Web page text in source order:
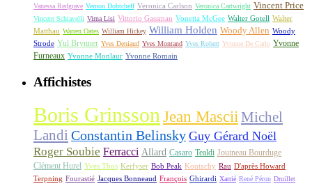
Vanessa Redgrave Vernon Dobtcheff Veronica Carlson Veronica Cartwright Vincent Price
Vincent Schiavelli Virna Lisi Vittorio Gassman Vonetta McGee Walter Gotell Walter
Matthau Warren Oates William Hickey William Holden Woody Allen Woody
Strode Yul Brynner Yves Deniaud Yves Montand Yves Robert Yvonne De Carlo Yvonne
Furneaux Yvonne Monlaur Yvonne Romain
Affichistes
Boris Grinsson Jean Mascii Michel
Landi Constantin Belinsky Guy Gérard Noël
Roger Soubie Ferracci Allard Casaro Tealdi Jouineau Bourduge
Clément Hurel Yves Thos Kerfyser Bob Peak Koutachy Rau D'après Howard
Terpning Fourastié Jacques Bonneaud François Ghirardi Xarrié René Péron Druillet